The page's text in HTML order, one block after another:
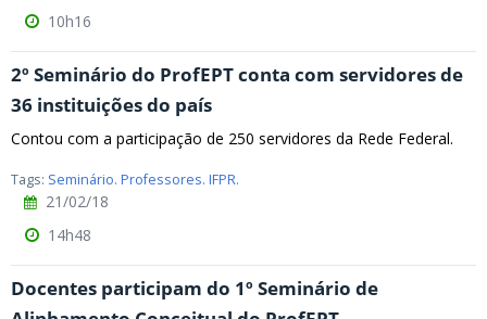
10h16
2º Seminário do ProfEPT conta com servidores de
36 instituições do país
Contou com a participação de 250 servidores da Rede Federal.
Tags: Seminário. Professores. IFPR.
21/02/18
14h48
Docentes participam do 1º Seminário de